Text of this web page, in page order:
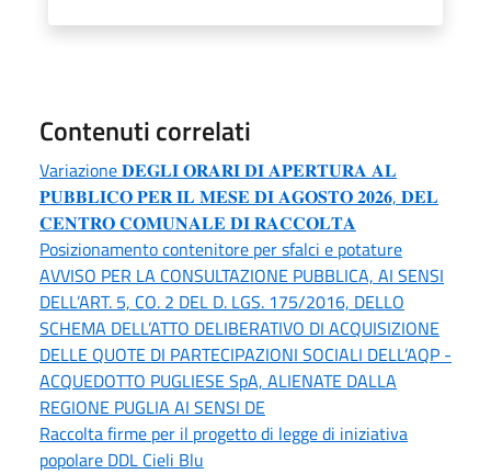
Contenuti correlati
Variazione 𝐃𝐄𝐆𝐋𝐈 𝐎𝐑𝐀𝐑𝐈 𝐃𝐈 𝐀𝐏𝐄𝐑𝐓𝐔𝐑𝐀 𝐀𝐋
𝐏𝐔𝐁𝐁𝐋𝐈𝐂𝐎 𝐏𝐄𝐑 𝐈𝐋 𝐌𝐄𝐒𝐄 𝐃𝐈 𝐀𝐆𝐎𝐒𝐓𝐎 𝟐𝟎𝟐𝟔, 𝐃𝐄𝐋
𝐂𝐄𝐍𝐓𝐑𝐎 𝐂𝐎𝐌𝐔𝐍𝐀𝐋𝐄 𝐃𝐈 𝐑𝐀𝐂𝐂𝐎𝐋𝐓𝐀
Posizionamento contenitore per sfalci e potature
AVVISO PER LA CONSULTAZIONE PUBBLICA, AI SENSI
DELL’ART. 5, CO. 2 DEL D. LGS. 175/2016, DELLO
SCHEMA DELL’ATTO DELIBERATIVO DI ACQUISIZIONE
DELLE QUOTE DI PARTECIPAZIONI SOCIALI DELL’AQP -
ACQUEDOTTO PUGLIESE SpA, ALIENATE DALLA
REGIONE PUGLIA AI SENSI DE
Raccolta firme per il progetto di legge di iniziativa
popolare DDL Cieli Blu